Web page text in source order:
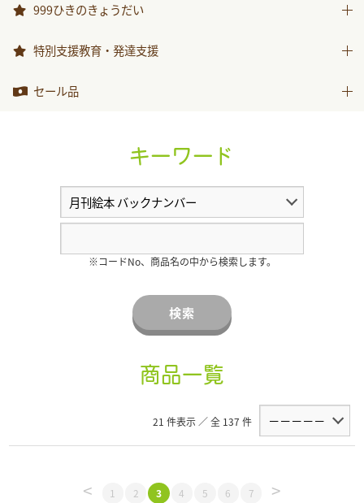
おべんとうバス
999ひきのきょうだい
999ひきのきょうだい
特別支援教育・発達支援
特別支援教育・発達支援
セール品
キーワード
※コードNo、商品名の中から検索します。
検索
商品一覧
21 件表示 ／ 全 137 件
< 1 2 3 4 5 6 7 >